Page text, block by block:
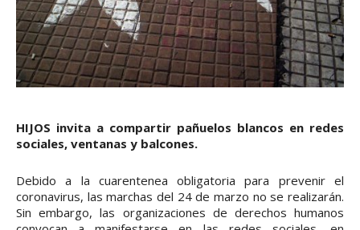
HIJOS invita a compartir pañuelos blancos en redes
sociales, ventanas y balcones.
Debido a la cuarentenea obligatoria para prevenir el
coronavirus, las marchas del 24 de marzo no se realizarán.
Sin embargo, las organizaciones de derechos humanos